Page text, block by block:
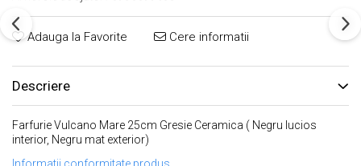
Adauga la Favorite Cere informatii
Descriere
Farfurie Vulcano Mare 25cm Gresie Ceramica ( Negru lucios
interior, Negru mat exterior)